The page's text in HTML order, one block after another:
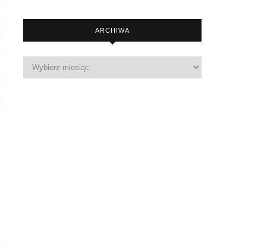
ARCHIWA